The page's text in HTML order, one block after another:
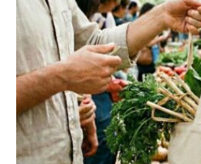
Contacto
Sala de Prensa